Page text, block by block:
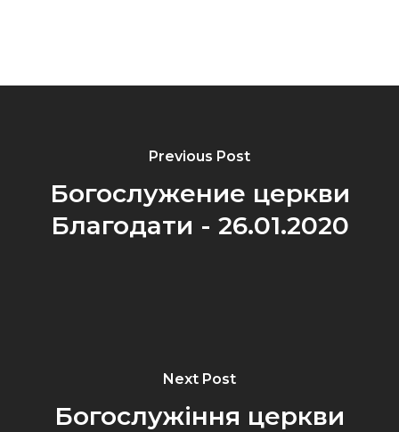
Previous Post
Богослужение церкви
Благодати - 26.01.2020
Next Post
Богослужіння церкви